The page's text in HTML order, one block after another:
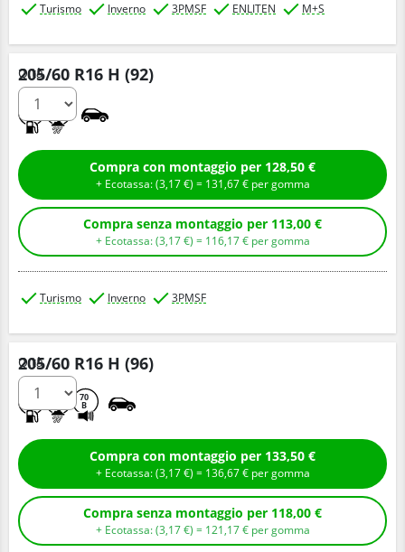
Turismo Inverno 3PMSF ENLITEN M+S
205/60 R16 H (92)
Q.tà
Compra con montaggio per 128,50 €
+ Ecotassa: (3,17€ ) = 131,67€ per gomma
Compra senza montaggio per 113,00 €
+ Ecotassa: (3,17€ ) = 116,17€ per gomma
Turismo Inverno 3PMSF
205/60 R16 H (96)
70
B
Q.tà
Compra con montaggio per 133,50 €
+ Ecotassa: (3,17€ ) = 136,67€ per gomma
Compra senza montaggio per 118,00 €
+ Ecotassa: (3,17€ ) = 121,17€ per gomma